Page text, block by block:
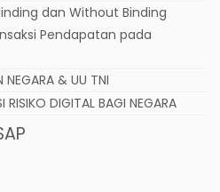
dan Without Binding
Pendapatan pada
NEGARA & UU TNI
RISIKO DIGITAL BAGI NEGARA